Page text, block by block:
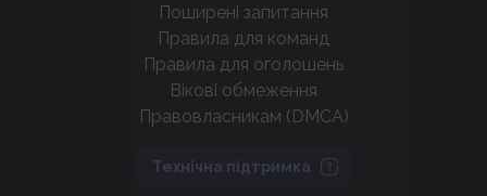
Поширені запитання
Правила для команд
Правила для оголошень
Вікові обмеження
Правовласникам (DMCA)
Технічна підтримка